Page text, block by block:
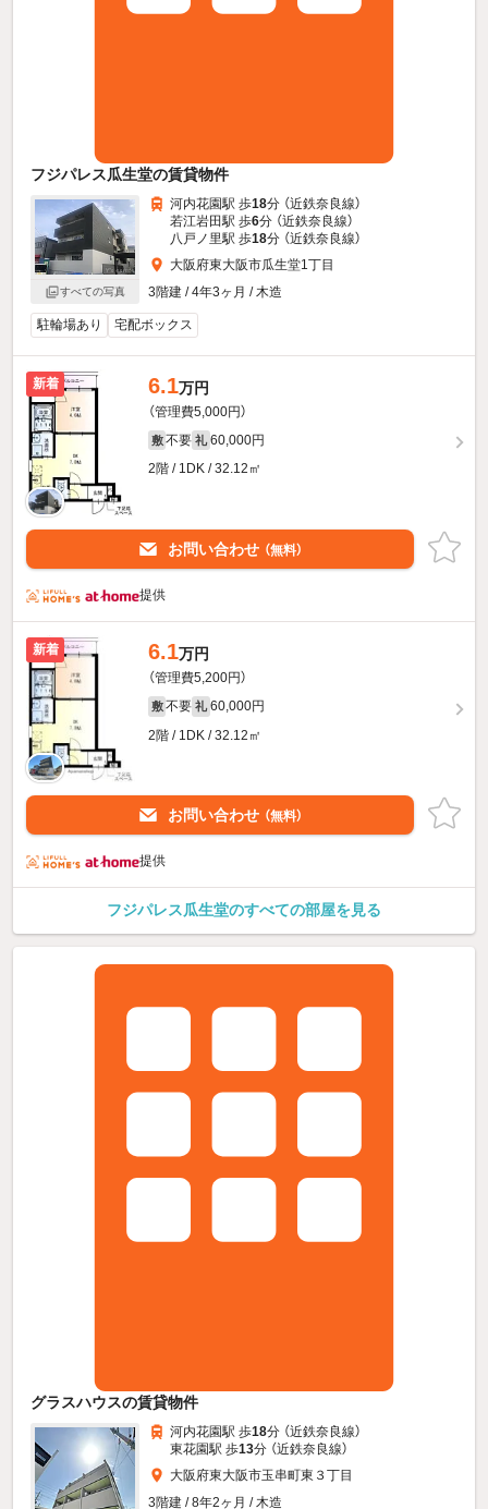
フジパレス瓜生堂の賃貸物件
すべての写真
河内花園駅 歩18分 （近鉄奈良線）
若江岩田駅 歩6分 （近鉄奈良線）
八戸ノ里駅 歩18分 （近鉄奈良線）
大阪府東大阪市瓜生堂1丁目
3階建 / 4年3ヶ月 / 木造
駐輪場あり 宅配ボックス
新着 6.1万円
（管理費5,000円）
敷 不要 礼 60,000円
2階 / 1DK / 32.12㎡
お問い合わせ （無料）
提供
新着 6.1万円
（管理費5,200円）
敷 不要 礼 60,000円
2階 / 1DK / 32.12㎡
お問い合わせ （無料）
提供
フジパレス瓜生堂のすべての部屋を見る
グラスハウスの賃貸物件
河内花園駅 歩18分 （近鉄奈良線）
東花園駅 歩13分 （近鉄奈良線）
大阪府東大阪市玉串町東３丁目
3階建 / 8年2ヶ月 / 木造